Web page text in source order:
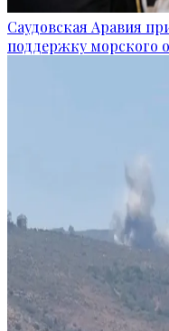
Саудовская Аравия
поддержку морского